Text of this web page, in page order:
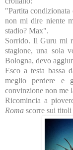
"Partita
non mi dire niente
stadio? Max".
Sorrido. Il Guru mi
stagione, una sola
Bologna, devo
Esco a testa bassa
meglio perdere e
convinzione non me
Ricomincia a
Roma scorre sui